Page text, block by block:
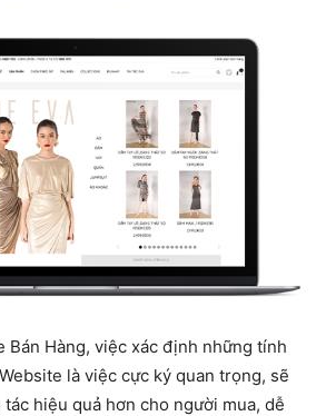
Bán Hàng, việc xác định những tính
là việc cực ký quan trọng, sẽ
hiệu quả hơn cho người mua, dễ